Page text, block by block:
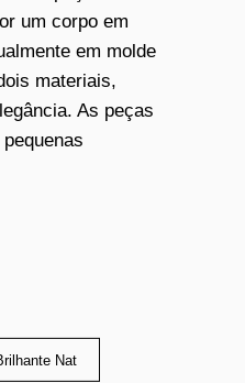
um corpo em
em molde
materiais,
As peças
Nat